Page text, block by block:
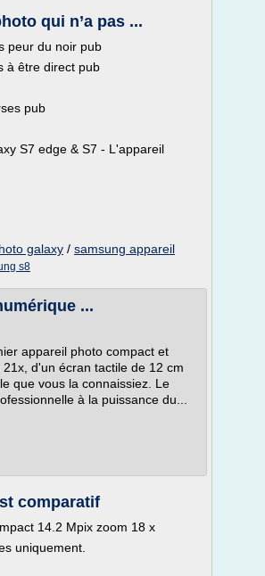
qui n’a pas ...
peur du noir pub
à être direct pub
pub
S7 edge & S7 - L'appareil
galaxy / samsung appareil
s8
...
appareil photo compact et
d'un écran tactile de 12 cm
que vous la connaissiez. Le
à la puissance du...
comparatif
14.2 Mpix zoom 18 x
uniquement.